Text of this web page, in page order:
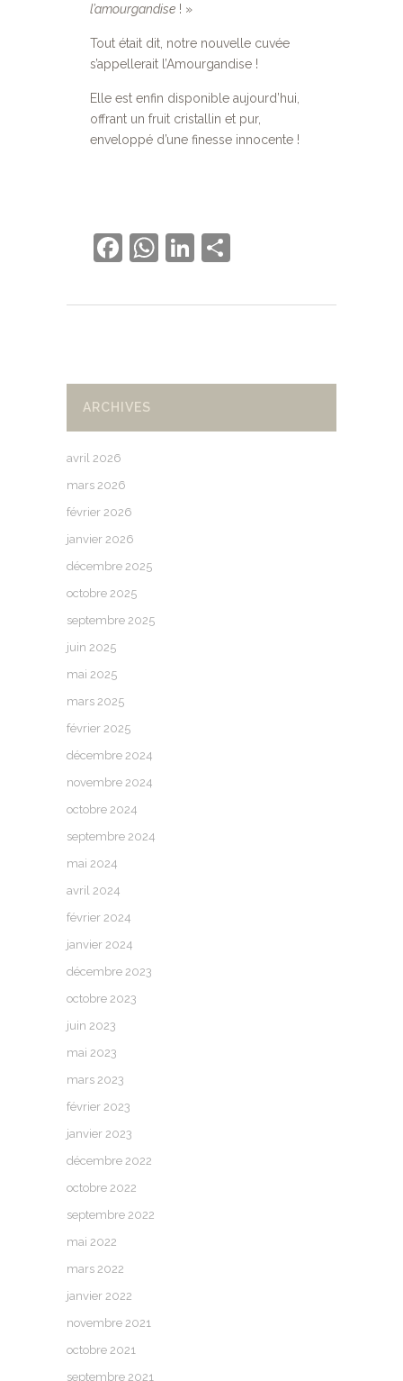
l’amourgandise ! »
Tout était dit, notre nouvelle cuvée
s’appellerait l’Amourgandise !
Elle est enfin disponible aujourd’hui,
offrant un fruit cristallin et pur,
enveloppé d’une finesse innocente !
Facebook
WhatsApp
LinkedIn
ARCHIVES
avril 2026
mars 2026
février 2026
janvier 2026
décembre 2025
octobre 2025
septembre 2025
juin 2025
mai 2025
mars 2025
février 2025
décembre 2024
novembre 2024
octobre 2024
septembre 2024
mai 2024
avril 2024
février 2024
janvier 2024
décembre 2023
octobre 2023
juin 2023
mai 2023
mars 2023
février 2023
janvier 2023
décembre 2022
octobre 2022
septembre 2022
mai 2022
mars 2022
janvier 2022
novembre 2021
octobre 2021
septembre 2021